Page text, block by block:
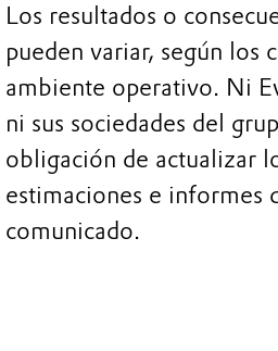
Los resultados o
pueden variar, según los
ambiente operativo. Ni
ni sus sociedades del
obligación de actualizar
estimaciones e informes
comunicado.